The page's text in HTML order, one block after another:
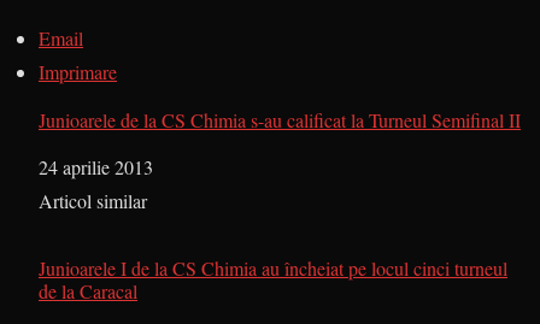
Email
Imprimare
Junioarele de la CS Chimia s-au calificat la Turneul Semifinal II
Dată
24 aprilie 2013
În legătură cu
Articol similar
Junioarele I de la CS Chimia au încheiat pe locul cinci turneul
de la Caracal